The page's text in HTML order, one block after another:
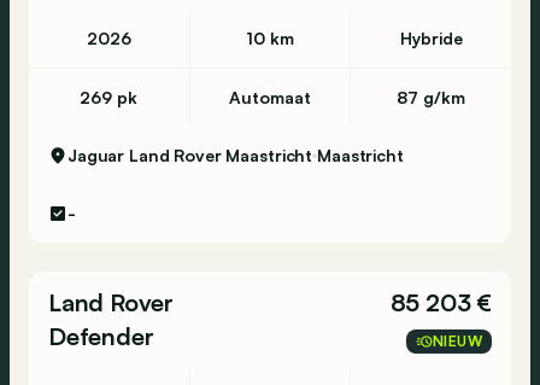
2026 10 km Hybride
269 pk Automaat 87 g/km
Jaguar Land Rover Maastricht Maastricht
-
Land Rover
Defender
85 203 €
NIEUW